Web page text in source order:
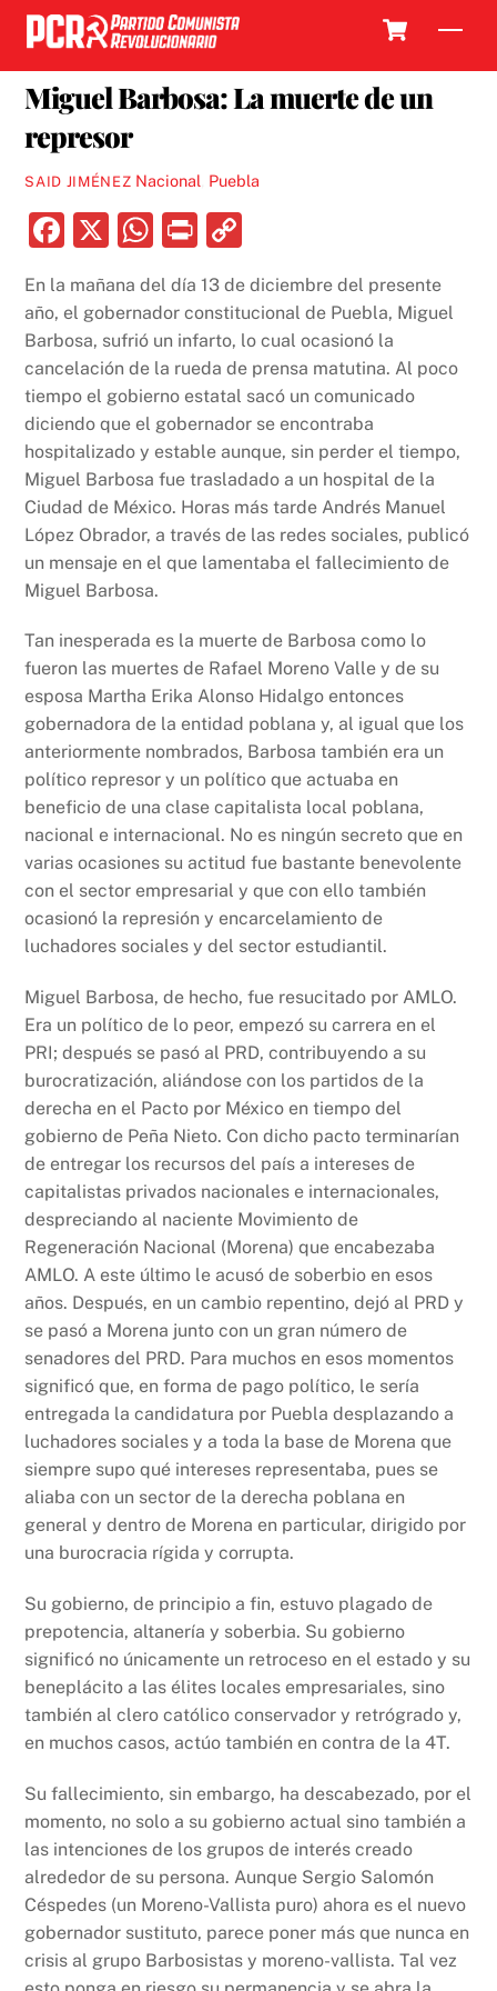
Skip
content
Miguel Barbosa: La muerte de un
represor
SAID JIMÉNEZ Nacional Puebla
F
c
e
b
o
o
k
X
W
at
s
A
p
p
P
nt p
y
Li
n
k
En la mañana del día 13 de diciembre del presente
año, el gobernador constitucional de Puebla, Miguel
Barbosa, sufrió un infarto, lo cual ocasionó la
cancelación de la rueda de prensa matutina. Al poco
tiempo el gobierno estatal sacó un comunicado
diciendo que el gobernador se encontraba
hospitalizado y estable aunque, sin perder el tiempo,
Miguel Barbosa fue trasladado a un hospital de la
Ciudad de México. Horas más tarde Andrés Manuel
López Obrador, a través de las redes sociales, publicó
un mensaje en el que lamentaba el fallecimiento de
Miguel Barbosa.
Tan inesperada es la muerte de Barbosa como lo
fueron las muertes de Rafael Moreno Valle y de su
esposa Martha Erika Alonso Hidalgo entonces
gobernadora de la entidad poblana y, al igual que los
anteriormente nombrados, Barbosa también era un
político represor y un político que actuaba en
beneficio de una clase capitalista local poblana,
nacional e internacional. No es ningún secreto que en
varias ocasiones su actitud fue bastante benevolente
con el sector empresarial y que con ello también
ocasionó la represión y encarcelamiento de
luchadores sociales y del sector estudiantil.
Miguel Barbosa, de hecho, fue resucitado por AMLO.
Era un político de lo peor, empezó su carrera en el
PRI; después se pasó al PRD, contribuyendo a su
burocratización, aliándose con los partidos de la
derecha en el Pacto por México en tiempo del
gobierno de Peña Nieto. Con dicho pacto terminarían
de entregar los recursos del país a intereses de
capitalistas privados nacionales e internacionales,
despreciando al naciente Movimiento de
Regeneración Nacional (Morena) que encabezaba
AMLO. A este último le acusó de soberbio en esos
años. Después, en un cambio repentino, dejó al PRD y
se pasó a Morena junto con un gran número de
senadores del PRD. Para muchos en esos momentos
significó que, en forma de pago político, le sería
entregada la candidatura por Puebla desplazando a
luchadores sociales y a toda la base de Morena que
siempre supo qué intereses representaba, pues se
aliaba con un sector de la derecha poblana en
general y dentro de Morena en particular, dirigido por
una burocracia rígida y corrupta.
Su gobierno, de principio a fin, estuvo plagado de
prepotencia, altanería y soberbia. Su gobierno
significó no únicamente un retroceso en el estado y su
beneplácito a las élites locales empresariales, sino
también al clero católico conservador y retrógrado y,
en muchos casos, actúo también en contra de la 4T.
Su fallecimiento, sin embargo, ha descabezado, por el
momento, no solo a su gobierno actual sino también a
las intenciones de los grupos de interés creado
alrededor de su persona. Aunque Sergio Salomón
Céspedes (un Moreno-Vallista puro) ahora es el nuevo
gobernador sustituto, parece poner más que nunca en
crisis al grupo Barbosistas y moreno-vallista. Tal vez